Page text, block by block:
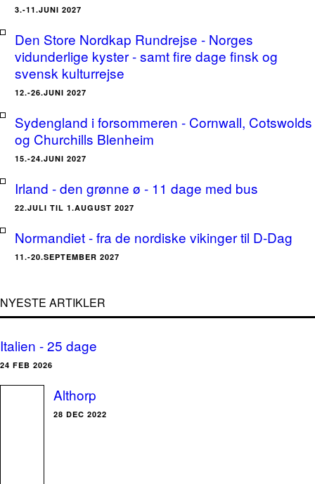
3.-11.JUNI 2027
Den Store Nordkap Rundrejse - Norges
vidunderlige kyster - samt fire dage finsk og
svensk kulturrejse
12.-26.JUNI 2027
Sydengland i forsommeren - Cornwall, Cotswolds
og Churchills Blenheim
15.-24.JUNI 2027
Irland - den grønne ø - 11 dage med bus
22.JULI TIL 1.AUGUST 2027
Normandiet - fra de nordiske vikinger til D-Dag
11.-20.SEPTEMBER 2027
NYESTE ARTIKLER
Italien - 25 dage
24 FEB 2026
Althorp
28 DEC 2022